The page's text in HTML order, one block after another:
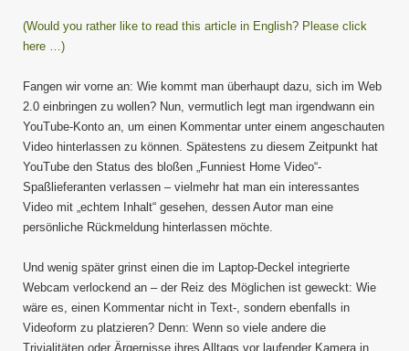
(Would you rather like to read this article in English? Please click
here …)
Fangen wir vorne an: Wie kommt man überhaupt dazu, sich im Web
2.0 einbringen zu wollen? Nun, vermutlich legt man irgendwann ein
YouTube-Konto an, um einen Kommentar unter einem angeschauten
Video hinterlassen zu können. Spätestens zu diesem Zeitpunkt hat
YouTube den Status des bloßen „Funniest Home Video“-
Spaßlieferanten verlassen – vielmehr hat man ein interessantes
Video mit „echtem Inhalt“ gesehen, dessen Autor man eine
persönliche Rückmeldung hinterlassen möchte.
Und wenig später grinst einen die im Laptop-Deckel integrierte
Webcam verlockend an – der Reiz des Möglichen ist geweckt: Wie
wäre es, einen Kommentar nicht in Text-, sondern ebenfalls in
Videoform zu platzieren? Denn: Wenn so viele andere die
Trivialitäten oder Ärgernisse ihres Alltags vor laufender Kamera in